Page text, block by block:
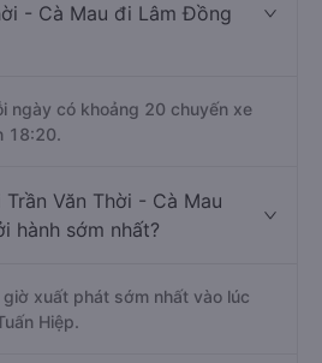
- Cà Mau đi Lâm Đồng
ngày có khoảng 20 chuyến xe
18:20.
Văn Thời - Cà Mau
hành sớm nhất?
xuất phát sớm nhất vào lúc
Hiệp.